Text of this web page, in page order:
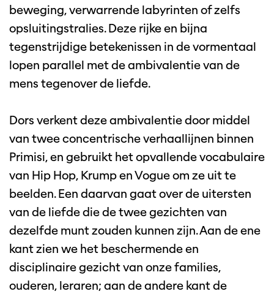
beweging, verwarrende labyrinten of zelfs
opsluitingstralies. Deze rijke en bijna
tegenstrijdige betekenissen in de vormentaal
lopen parallel met de ambivalentie van de
mens tegenover de liefde.
Dors verkent deze ambivalentie door middel
van twee concentrische verhaallijnen binnen
Primisi, en gebruikt het opvallende vocabulaire
van Hip Hop, Krump en Vogue om ze uit te
beelden. Een daarvan gaat over de uitersten
van de liefde die de twee gezichten van
dezelfde munt zouden kunnen zijn. Aan de ene
kant zien we het beschermende en
disciplinaire gezicht van onze families,
ouderen, leraren; aan de andere kant de